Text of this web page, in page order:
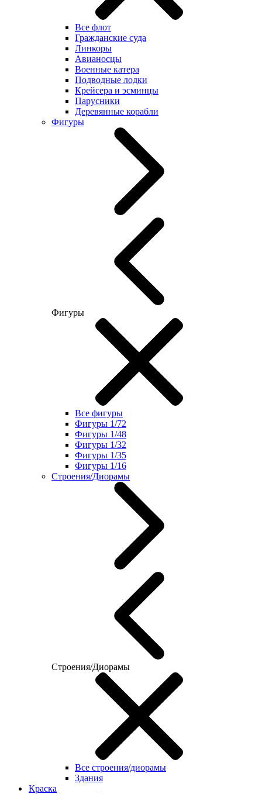
Все флот
Гражданские суда
Линкоры
Авианосцы
Военные катера
Подводные лодки
Крейсера и эсминцы
Парусники
Деревянные корабли
Фигуры
Фигуры
Все фигуры
Фигуры 1/72
Фигуры 1/48
Фигуры 1/32
Фигуры 1/35
Фигуры 1/16
Строения/Диорамы
Строения/Диорамы
Все строения/диорамы
Здания
Краска